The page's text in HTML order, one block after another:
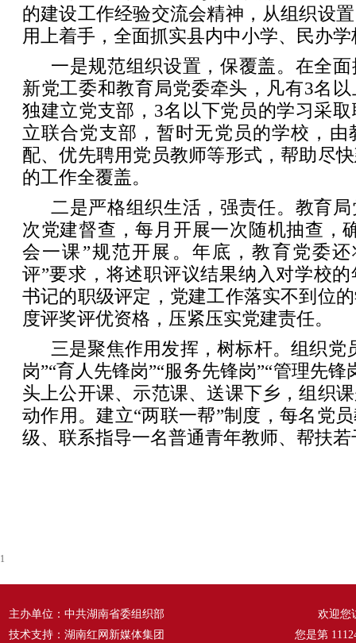
的建设工作经验交流会精神，从组织设
用上着手，全面抓实县内中小学、民办
一是规范组织设置，保覆盖。在全
新党工委和教育局党委牵头，凡有3名
独建立党支部，3名以下党员的学习采
立联合党支部，暂时无党员的学校，由
配、优先聘用党员教师等形式，帮助尽
的工作全覆盖。
二是严格组织生活，强责任。教育
次党建督查，每月开展一次随机抽查，
会一课”规范开展。年底，教育党委
评”要求，将述职评议结果纳入对学校
书记的职级评定，党建工作落实不到位
度评奖评优资格，压紧压实党建责任。
三是聚焦作用发挥，树标杆。组织党
岗”“育人先锋岗”“服务先锋岗”“管理先
头上公开课、示范课、送课下乡，组织
动作用。建立“两联一帮”制度，每名党
级、联系指导一名普通青年教师、帮扶
1
主办单位：中共湖南省委组织部
技术支持：湖南红网新媒体集团
欢迎您
您是第